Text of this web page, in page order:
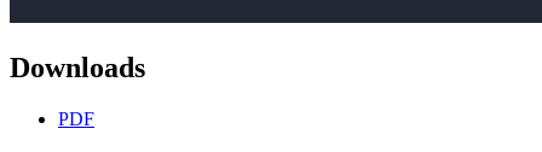
Downloads
PDF